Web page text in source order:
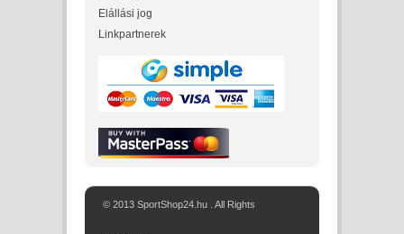
Elállási jog
Linkpartnerek
© 2013 SportShop24.hu . All Rights